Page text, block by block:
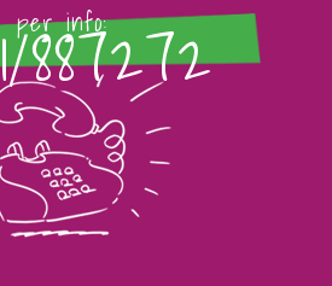
per info:
887272